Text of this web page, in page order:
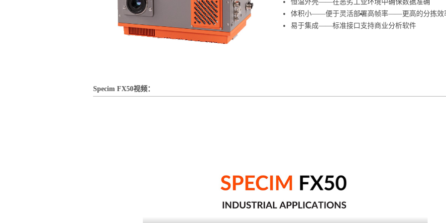
恒温外壳——在恶劣工业环境中确保数据准确
体积小——便于灵活部署高帧率——更高的分拣效
易于集成——标准接口支持商业分析软件
Specim FX50视频：